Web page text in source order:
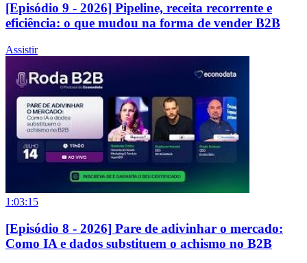
[Episódio 9 - 2026] Pipeline, receita recorrente e
eficiência: o que mudou na forma de vender B2B
Assistir
1:03:15
[Episódio 8 - 2026] Pare de adivinhar o mercado:
Como IA e dados substituem o achismo no B2B